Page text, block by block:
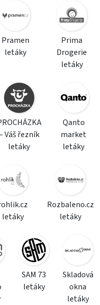
Pramen
letáky
Prima
Drogerie
letáky
Váš řezník
letáky
Qanto
market
letáky
letáky
Rozbaleno.cz
letáky
SAM 73
letáky
Skladová
okna
letáky